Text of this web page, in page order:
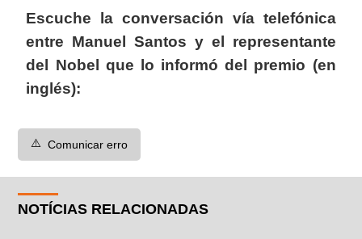
Escuche la conversación vía telefónica
entre Manuel Santos y el representante
del Nobel que lo informó del premio (en
inglés):
⚠️ Comunicar erro
NOTÍCIAS RELACIONADAS